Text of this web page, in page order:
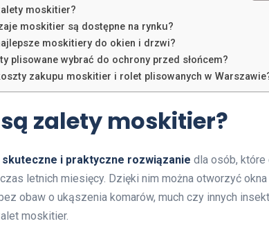
moskitier?
moskitier są dostępne na rynku?
moskitiery do okien i drzwi?
plisowane wybrać do ochrony przed słońcem?
zakupu moskitier i rolet plisowanych w
zalety moskitier?
skuteczne i praktyczne rozwiązanie dla osób, które
letnich miesięcy. Dzięki nim można otworzyć
obaw o ukąszenia komarów, much czy innych
moskitier.